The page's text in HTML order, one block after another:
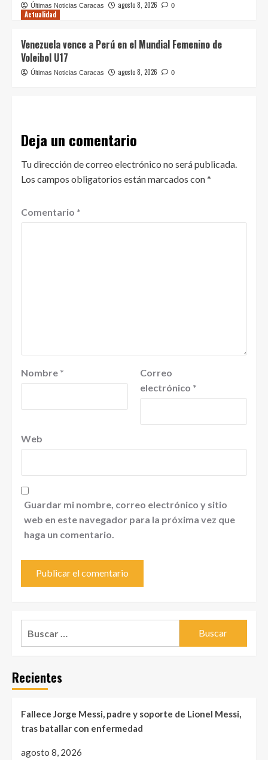
Últimas Noticias Caracas agosto 8, 2026 0
Actualidad
Venezuela vence a Perú en el Mundial Femenino de
Voleibol U17
Últimas Noticias Caracas agosto 8, 2026 0
Deja un comentario
Tu dirección de correo electrónico no será publicada.
Los campos obligatorios están marcados con*
Comentario *
Nombre *
Correo
electrónico *
Web
Guardar mi nombre, correo electrónico y sitio
web en este navegador para la próxima vez que
haga un comentario.
Recientes
Fallece Jorge Messi, padre y soporte de Lionel Messi,
tras batallar con enfermedad
agosto 8, 2026